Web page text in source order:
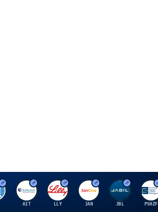
A
AIT
E
LLY
J
JAN
J
JBL
P
PSHZF